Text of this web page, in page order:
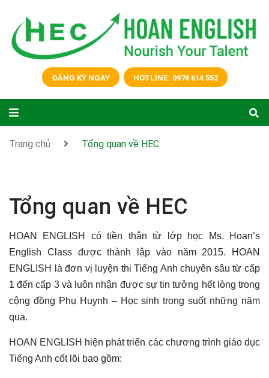
ĐĂNG KÝ NGAY HOTLINE: 0974 614 552
Trang chủ Tổng quan về HEC
Tổng quan về HEC
HOAN ENGLISH có tiền thân từ lớp học Ms. Hoan’s
English Class được thành lập vào năm 2015. HOAN
ENGLISH là đơn vị luyện thi Tiếng Anh chuyên sâu từ cấp
1 đến cấp 3 và luôn nhận được sự tin tưởng hết lòng trong
cộng đồng Phụ Huynh – Học sinh trong suốt những năm
qua.
HOAN ENGLISH hiện phát triển các chương trình giáo dục
Tiếng Anh cốt lõi bao gồm: